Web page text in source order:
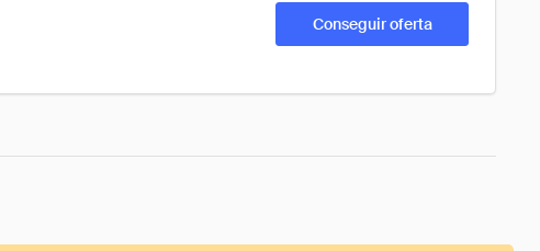
Conseguir oferta